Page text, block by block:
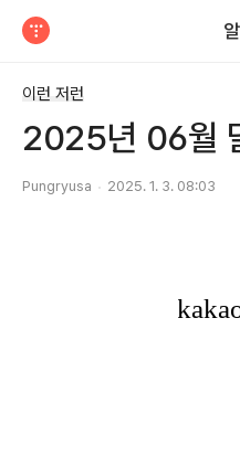
이런 저런
2025년 06월
Pungryusa 2025. 1. 3. 08:03